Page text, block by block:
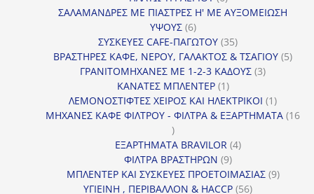
προϊόντα
ΣΑΛΑΜΑΝΔΡΕΣ ΜΕ ΠΙΑΣΤΡΕΣ Η' ΜΕ ΑΥΞΟΜΕΙΩΣΗ
ΥΨΟΥΣ 66
προϊόντα
ΣΥΣΚΕΥΕΣ CAFE-ΠΑΓΩΤΟΥ 3535
προϊόντα
ΒΡΑΣΤΗΡΕΣ ΚΑΦΕ, ΝΕΡΟΥ, ΓΑΛΑΚΤΟΣ & ΤΣΑΓΙΟΥ 55
ΓΡΑΝΙΤΟΜΗΧΑΝΕΣ ΜΕ 1-2-3 ΚΑΔΟΥΣ 33
ΚΑΝΑΤΕΣ ΜΠΛΕΝΤΕΡ 11
προϊόν
ΛΕΜΟΝΟΣΤΙΦΤΕΣ ΧΕΙΡΟΣ ΚΑΙ ΗΛΕΚΤΡΙΚΟΙ 11
προϊόν
ΜΗΧΑΝΕΣ ΚΑΦΕ ΦΙΛΤΡΟΥ - ΦΙΛΤΡΑ & ΕΞΑΡΤΗΜΑΤΑ 16
16
προϊόντα
ΕΞΑΡΤΗΜΑΤΑ BRAVILOR 44
ΦΙΛΤΡΑ ΒΡΑΣΤΗΡΩΝ 99
προϊόντα
ΜΠΛΕΝΤΕΡ ΚΑΙ ΣΥΣΚΕΥΕΣ ΠΡΟΕΤΟΙΜΑΣΙΑΣ 99
ΥΓΙΕΙΝΗ , ΠΕΡΙΒΑΛΛΟΝ & HACCP 5656